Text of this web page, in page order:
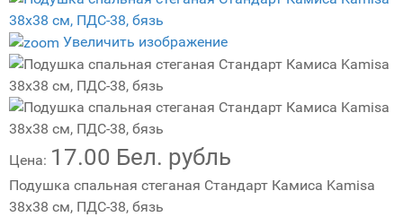
Увеличить изображение
Цена: 17.00 Бел. рубль
Подушка спальная стеганая Стандарт Камиса Kamisa
38х38 см, ПДС-38, бязь